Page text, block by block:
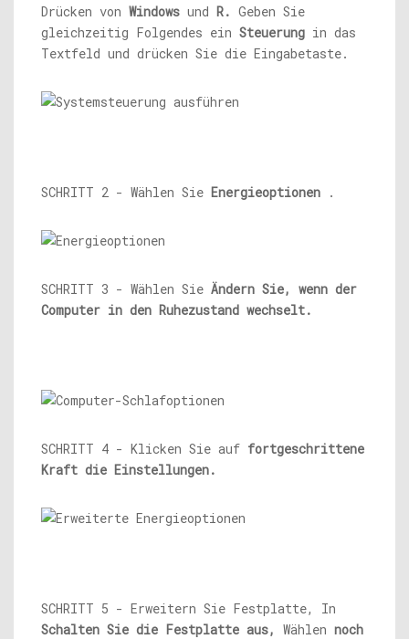
Drücken von Windows und R. Geben Sie
gleichzeitig Folgendes ein Steuerung in das
Textfeld und drücken Sie die Eingabetaste.
SCHRITT 2 - Wählen Sie Energieoptionen .
SCHRITT 3 - Wählen Sie Ändern Sie, wenn der
Computer in den Ruhezustand wechselt.
SCHRITT 4 - Klicken Sie auf fortgeschrittene
Kraft die Einstellungen.
SCHRITT 5 - Erweitern Sie Festplatte, In
Schalten Sie die Festplatte aus, Wählen noch